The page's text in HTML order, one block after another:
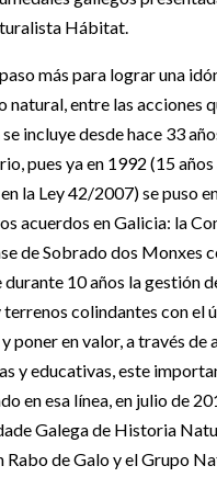
Hábitat.
más para lograr una
natural, entre las acciones
incluye desde hace 33
pues ya en 1992 (15 años
la Ley 42/2007) se puso
acuerdos en Galicia: la
de Sobrado dos Monxes
durante 10 años la gestión
colindantes con el
poner en valor, a través de
y educativas, este
en esa línea, en julio de
Galega de Historia
Rabo de Galo y el Grupo